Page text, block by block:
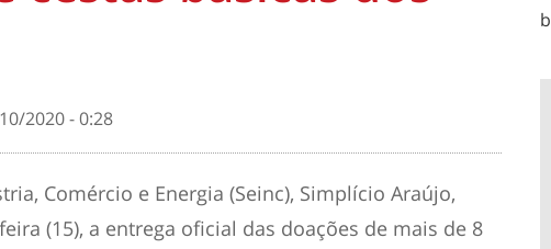
2020 - 0:28
Comércio e Energia (Seinc), Simplício Araújo,
(15), a entrega oficial das doações de mais de 8